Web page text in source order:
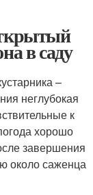
в саду
–
неглубокая
к
хорошо
завершения
около саженца